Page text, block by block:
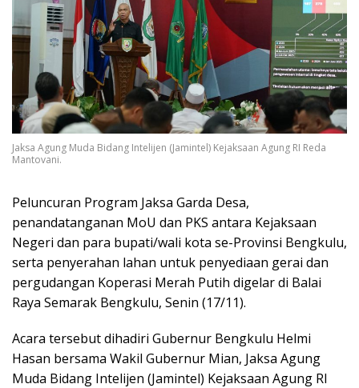
Jaksa Agung Muda Bidang Intelijen (Jamintel) Kejaksaan Agung RI Reda
Mantovani.
Peluncuran Program Jaksa Garda Desa,
penandatanganan MoU dan PKS antara Kejaksaan
Negeri dan para bupati/wali kota se-Provinsi Bengkulu,
serta penyerahan lahan untuk penyediaan gerai dan
pergudangan Koperasi Merah Putih digelar di Balai
Raya Semarak Bengkulu, Senin (17/11).
Acara tersebut dihadiri Gubernur Bengkulu Helmi
Hasan bersama Wakil Gubernur Mian, Jaksa Agung
Muda Bidang Intelijen (Jamintel) Kejaksaan Agung RI